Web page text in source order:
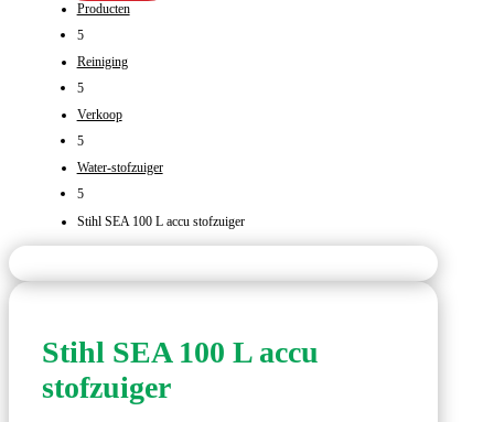
Producten
5
Reiniging
5
Verkoop
5
Water-stofzuiger
5
Stihl SEA 100 L accu stofzuiger
Stihl SEA 100 L accu
stofzuiger